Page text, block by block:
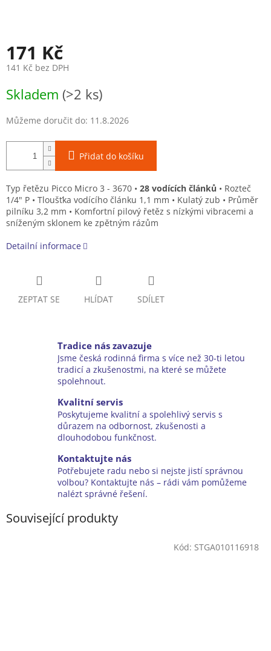
171 Kč
141 Kč bez DPH
cena:
Skladem (>2 ks)
Můžeme doručit do: 11.8.2026
Přidat do košíku
Typ řetězu Picco Micro 3 - 3670 • 28 vodících článků • Rozteč
1/4" P • Tloušťka vodícího článku 1,1 mm • Kulatý zub • Průměr
pilníku 3,2 mm • Komfortní pilový řetěz s nízkými vibracemi a
sníženým sklonem ke zpětným rázům
Detailní informace
ZEPTAT SE HLÍDAT SDÍLET
Tradice nás zavazuje
Jsme česká rodinná firma s více než 30-ti letou
tradicí a zkušenostmi, na které se můžete
spolehnout.
Kvalitní servis
Poskytujeme kvalitní a spolehlivý servis s
důrazem na odbornost, zkušenosti a
dlouhodobou funkčnost.
Kontaktujte nás
Potřebujete radu nebo si nejste jistí správnou
volbou? Kontaktujte nás – rádi vám pomůžeme
nalézt správné řešení.
Související produkty
Kód: STGA010116918